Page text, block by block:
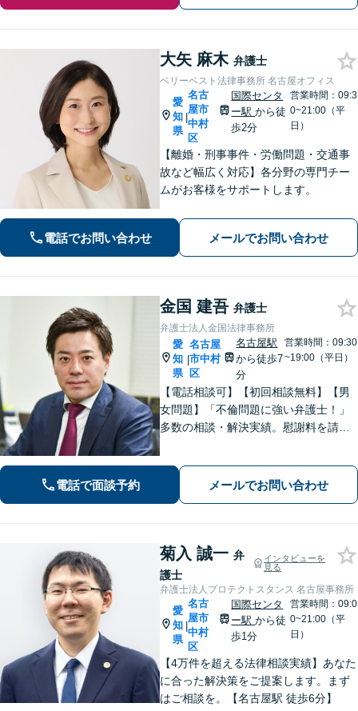
大矢 麻木 弁護士
ベリーベスト法律事務所 名古屋オフィス
愛
知
県
|
名古
屋市
中村
区
国際センタ
ー駅から徒
歩2分
営業時間：09:3
0~21:00（平
日）
【離婚・刑事事件・労働問題・交通事
故など幅広く対応】各分野の専門チー
ムがお客様をサポートします。
電話でお問い合わせ メールでお問い合わせ
金国 建吾 弁護士
弁護士法人金国法律事務所
愛
知
県
|
名古屋
市中村
区
名古屋駅
から徒歩7
分
営業時間：09:30
~19:00（平日）
【電話相談可】【初回相談無料】【男
女問題】「不倫問題に強い弁護士！」
多数の相談・解決実績。慰謝料を請求
できるようサポートします【夜間・休
日面談可】【完全個室】【名古屋駅7
電話で面談予約 メールでお問い合わせ
菊入 誠一 弁
護士
インタビューを
見る
弁護士法人プロテクトスタンス 名古屋事務所
愛
知
県
|
名古
屋市
中村
区
国際センタ
ー駅から徒
歩1分
営業時間：09:0
0~21:00（平
日）
【4万件を超える法律相談実績】あなた
に合った解決策をご提案します。まず
はご相談を。【名古屋駅 徒歩6分】